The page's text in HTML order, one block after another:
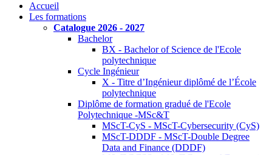
Accueil
Les formations
Catalogue 2026 - 2027
Bachelor
BX - Bachelor of Science de l'Ecole
polytechnique
Cycle Ingénieur
X - Titre d’Ingénieur diplômé de l’École
polytechnique
Diplôme de formation gradué de l'Ecole
Polytechnique -MSc&T
MScT-CyS - MScT-Cybersecurity (CyS)
MScT-DDDF - MScT-Double Degree
Data and Finance (DDDF)